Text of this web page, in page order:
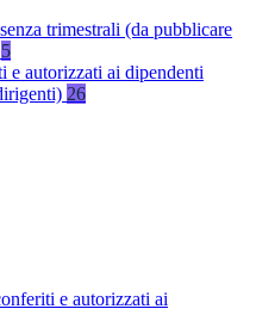
trimestrali (da pubblicare
5
e autorizzati ai dipendenti
26
e autorizzati ai